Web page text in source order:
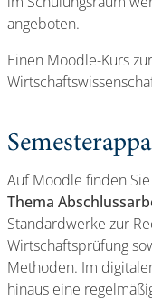
angeboten.
Einen Moodle-Kurs
Auf Moodle finden
Thema
Standardwerke zur
Wirtschaftsprüfung
Methoden. Im
hinaus eine